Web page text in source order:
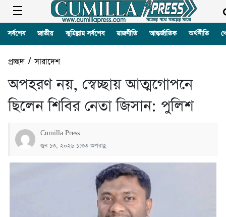
সর্বশেষ জাতীয় কুমিল্লার সর্বশেষ রাজনীতি আন্তর্জাতিক অর্থনীতি
প্রচ্ছদ/সারাদেশ
অপহরণ নয়, স্বেচ্ছায় আত্মগোপনে
ছিলেন শিবির নেতা জিসান: পুলিশ
Cumilla Press
জুন ১৩, ২০২৬ ১:৩৩ অপরাহ্ণ